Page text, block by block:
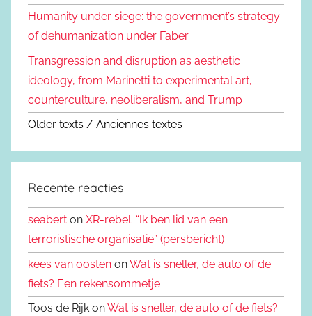
Humanity under siege: the government’s strategy
of dehumanization under Faber
Transgression and disruption as aesthetic
ideology, from Marinetti to experimental art,
counterculture, neoliberalism, and Trump
Older texts / Anciennes textes
Recente reacties
seabert on XR-rebel: “Ik ben lid van een
terroristische organisatie” (persbericht)
kees van oosten onWat is sneller, de auto of de
fiets? Een rekensommetje
Toos de Rijk onWat is sneller, de auto of de fiets?